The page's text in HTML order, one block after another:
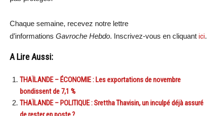
Chaque semaine, recevez notre lettre
d’informations Gavroche Hebdo. Inscrivez-vous en cliquant ici.
A Lire Aussi:
THAÏLANDE – ÉCONOMIE : Les exportations de novembre
bondissent de 7,1 %
THAÏLANDE – POLITIQUE : Srettha Thavisin, un inculpé déjà assuré